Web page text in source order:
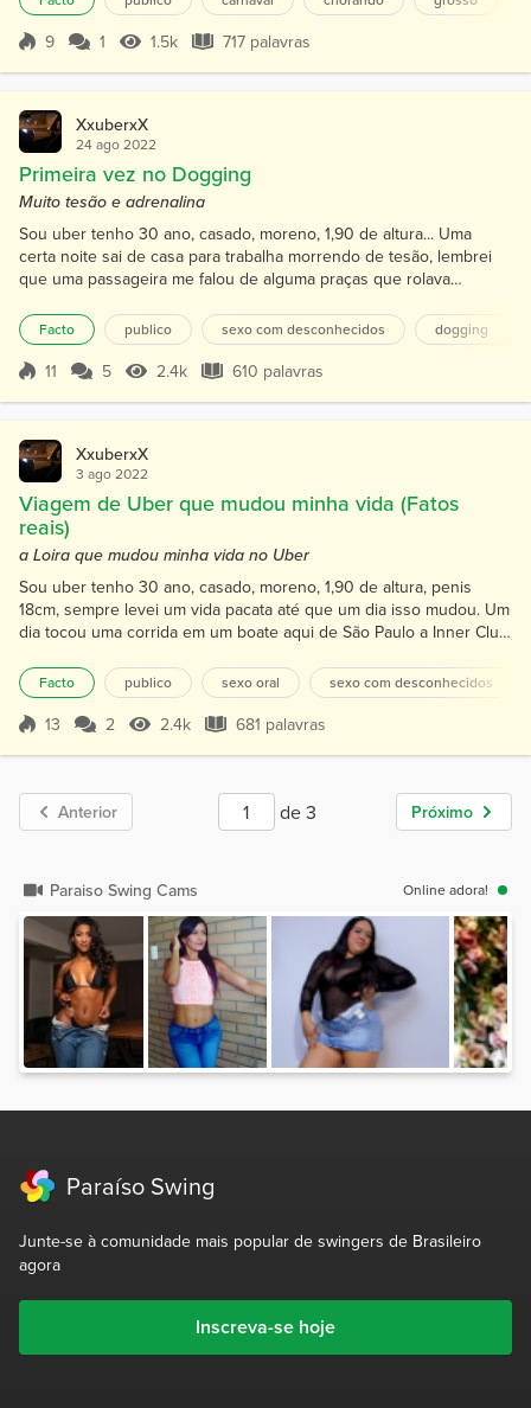
pensei em ser gay. só fazia isso pra me satisfazer pensando em
comer um rabo gostoso. no carnaval eu e uns...
Pontuação 9
9 1 1.5k Visualizações
1.5k 717 palavras
717 palavras
XxuberxX
24 ago 2022
Primeira vez no Dogging
Muito tesão e adrenalina
Sou uber tenho 30 ano, casado, moreno, 1,90 de altura... Uma
certa noite sai de casa para trabalha morrendo de tesão, lembrei
que uma passageira me falou de alguma praças que rolava
conhecido, pois sou casado e minha esposa não sabe das minhas
aventuras, porem quando a gente esta muito excitado costumamos
tomar atitudes sem pensar muito bem. Foi ai então que eu decidir...
Facto publico sexo com desconhecidos dogging
Pontuação 11
11 5 2.4k Visualizações
2.4k 610 palavras
610 palavras
XxuberxX
3 ago 2022
Viagem de Uber que mudou minha vida (Fatos
reais)
a Loira que mudou minha vida no Uber
Sou uber tenho 30 ano, casado, moreno, 1,90 de altura, penis
18cm, sempre levei um vida pacata até que um dia isso mudou. Um
dia tocou uma corrida em um boate aqui de São Paulo a Inner Club
moça loira (Simone), a viagem era bem curta duraria menos de 5
minutos, foi então que o casal começaram a se pega, do banco da
frente eu escunto o rapaz falar. Ele - Vem m...
Facto publico sexo oral sexo com desconhecidos
Pontuação 13
13 2 2.4k Visualizações
2.4k 681 palavras
681 palavras
Anterior de 3 Próximo
Paraiso Swing Cams Online adora!
Paraíso Swing
Junte-se à comunidade mais popular de swingers de Brasileiro
agora
Inscreva-se hoje